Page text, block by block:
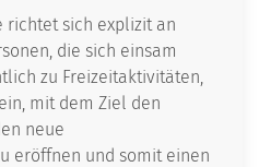
richtet sich explizit an
die sich einsam
zu Freizeitaktivitäten,
mit dem Ziel den
neue
eröffnen und somit einen